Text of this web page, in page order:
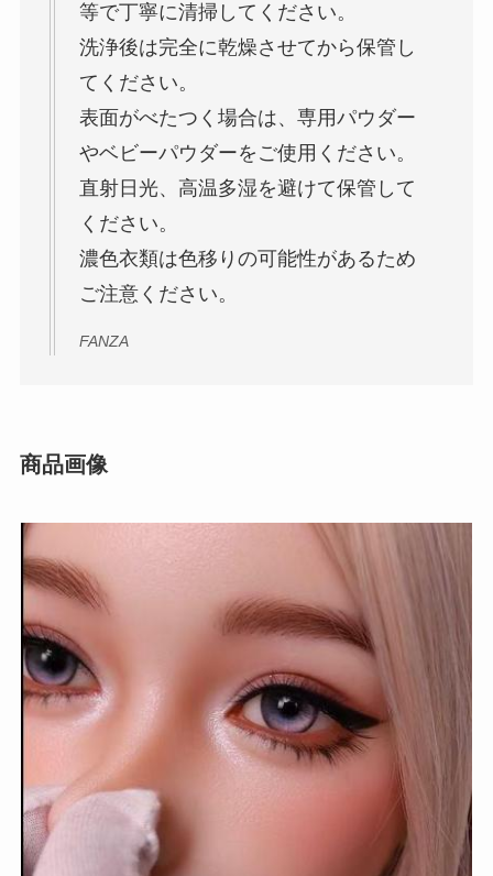
等で丁寧に清掃してください。
洗浄後は完全に乾燥させてから保管し
てください。
表面がべたつく場合は、専用パウダー
やベビーパウダーをご使用ください。
直射日光、高温多湿を避けて保管して
ください。
濃色衣類は色移りの可能性があるため
ご注意ください。
FANZA
商品画像